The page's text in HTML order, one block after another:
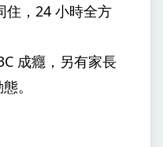
，24 小時全方
成癮，另有家長
。